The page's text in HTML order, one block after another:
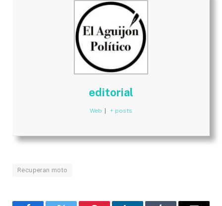
editorial
Web + posts
Recuperan moto